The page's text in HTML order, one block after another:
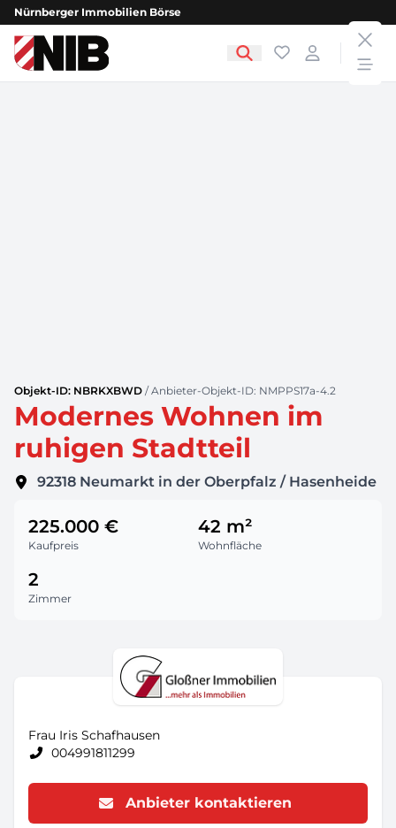
Nürnberger Immobilien Börse
NIB - Nürnberger Immobilien Börse Favoriten
Login
Objekt-ID: NBRKXBWD / Anbieter-Objekt-ID: NMPPS17a-4.2
Modernes Wohnen im
ruhigen Stadtteil
92318 Neumarkt in der Oberpfalz / Hasenheide
Kaufpreis
225.000 €
Wohnfläche
42 m²
Zimmer
2
Frau Iris Schafhausen
004991811299
Anbieter kontaktieren